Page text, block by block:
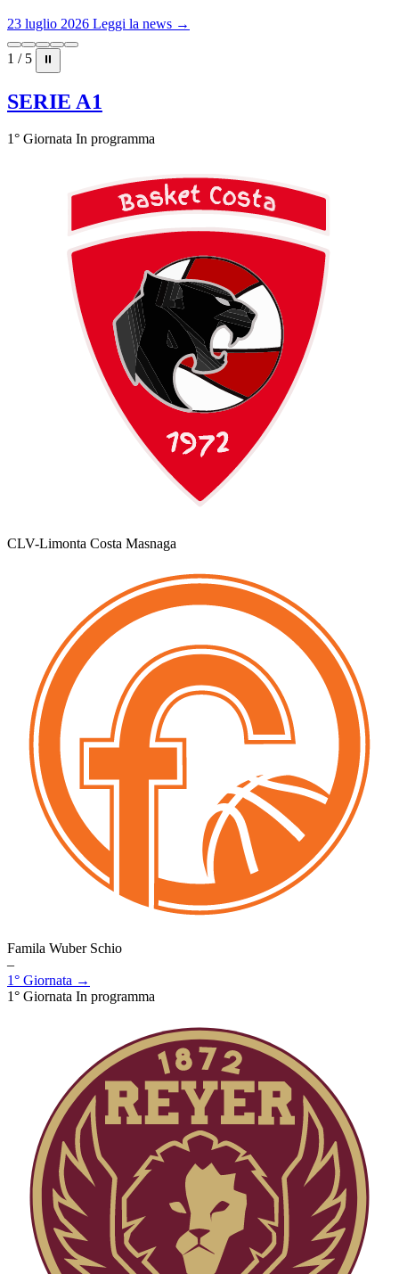
23 luglio 2026 Leggi la news →
1 / 5 ⏸
SERIE A1
1° Giornata In programma
CLV-Limonta Costa Masnaga
Famila Wuber Schio
–
1° Giornata →
1° Giornata In programma